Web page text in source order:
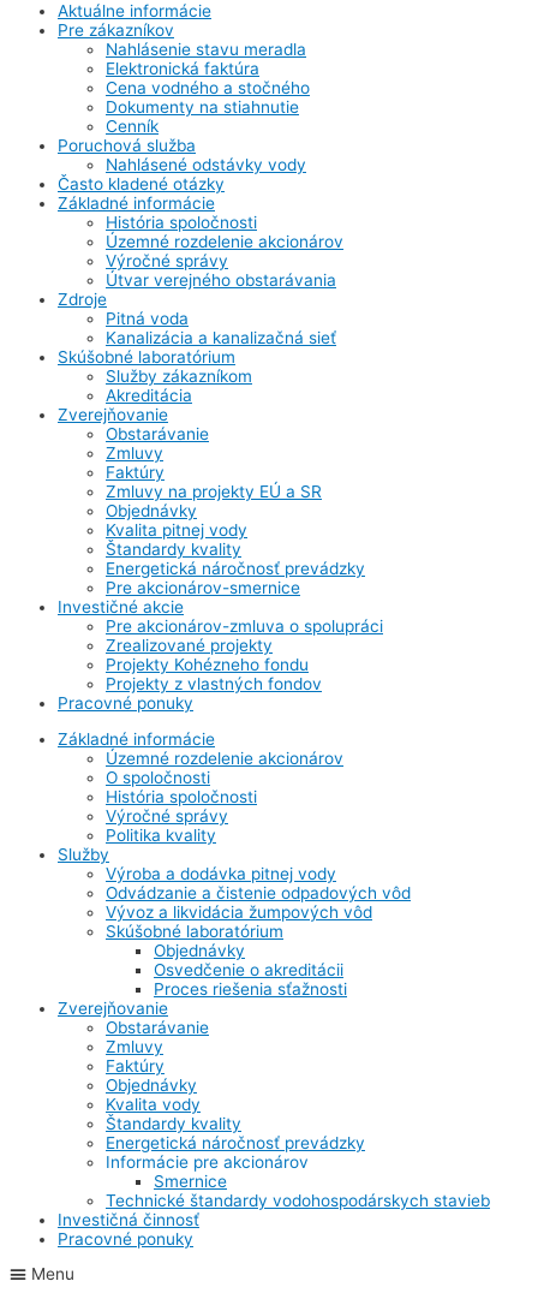
Aktuálne informácie
Pre zákazníkov
Nahlásenie stavu meradla
Elektronická faktúra
Cena vodného a stočného
Dokumenty na stiahnutie
Cenník
Poruchová služba
Nahlásené odstávky vody
Často kladené otázky
Základné informácie
História spoločnosti
Územné rozdelenie akcionárov
Výročné správy
Útvar verejného obstarávania
Zdroje
Pitná voda
Kanalizácia a kanalizačná sieť
Skúšobné laboratórium
Služby zákazníkom
Akreditácia
Zverejňovanie
Obstarávanie
Zmluvy
Faktúry
Zmluvy na projekty EÚ a SR
Objednávky
Kvalita pitnej vody
Štandardy kvality
Energetická náročnosť prevádzky
Pre akcionárov-smernice
Investičné akcie
Pre akcionárov-zmluva o spolupráci
Zrealizované projekty
Projekty Kohézneho fondu
Projekty z vlastných fondov
Pracovné ponuky
Základné informácie
Územné rozdelenie akcionárov
O spoločnosti
História spoločnosti
Výročné správy
Politika kvality
Služby
Výroba a dodávka pitnej vody
Odvádzanie a čistenie odpadových vôd
Vývoz a likvidácia žumpových vôd
Skúšobné laboratórium
Objednávky
Osvedčenie o akreditácii
Proces riešenia sťažnosti
Zverejňovanie
Obstarávanie
Zmluvy
Faktúry
Objednávky
Kvalita vody
Štandardy kvality
Energetická náročnosť prevádzky
Informácie pre akcionárov
Smernice
Technické štandardy vodohospodárskych stavieb
Investičná činnosť
Pracovné ponuky
Menu